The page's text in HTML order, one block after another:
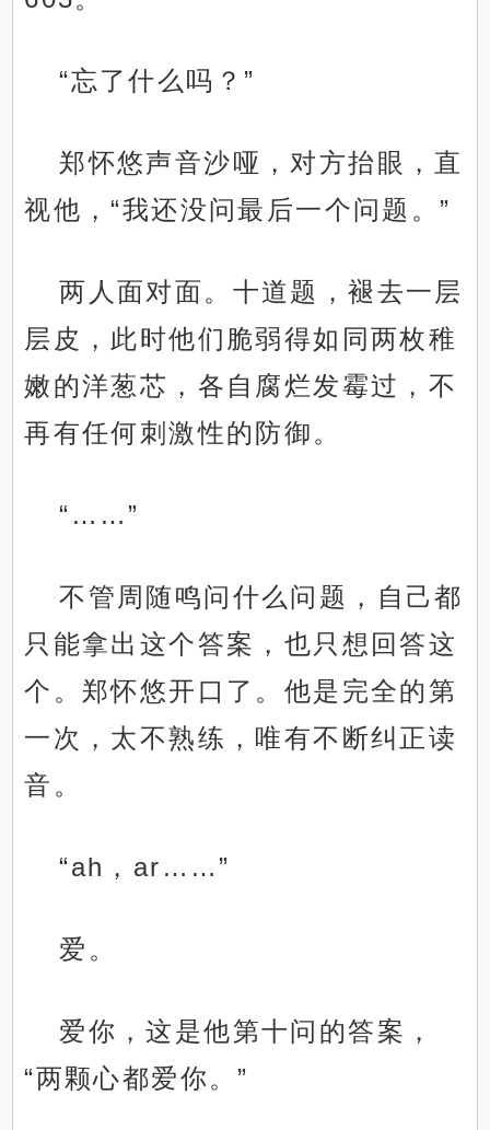
“忘了什么吗？”
郑怀悠声音沙哑，对方抬眼，直
视他，“我还没问最后一个问题。”
两人面对面。十道题，褪去一层
层皮，此时他们脆弱得如同两枚稚
嫩的洋葱芯，各自腐烂发霉过，不
再有任何刺激性的防御。
“……”
不管周随鸣问什么问题，自己都
只能拿出这个答案，也只想回答这
个。郑怀悠开口了。他是完全的第
一次，太不熟练，唯有不断纠正读
音。
“ah，ar……”
爱。
爱你，这是他第十问的答案，
“两颗心都爱你。”